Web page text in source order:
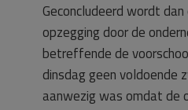
Geconcludeerd wordt
opzegging door de
betreffende de
dinsdag geen voldoende
aanwezig was omdat de